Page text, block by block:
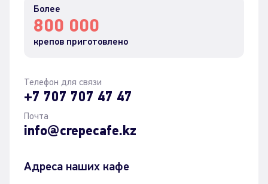
Более
800 000
крепов приготовлено
Телефон для связи
+7 707 707 47 47
Почта
info@crepecafe.kz
Адреса наших кафе